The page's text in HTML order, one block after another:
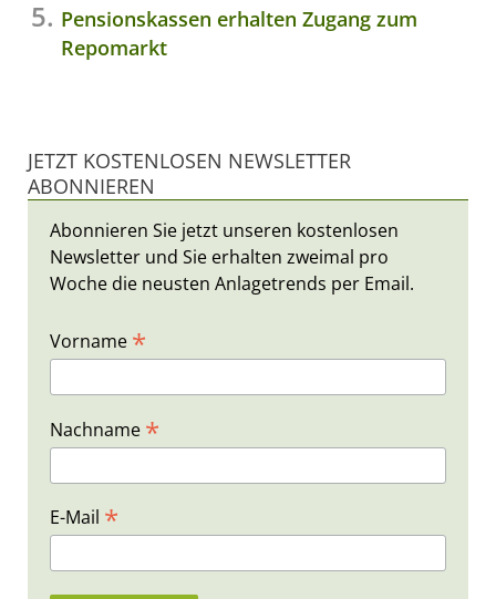
Pensionskassen erhalten Zugang zum
Repomarkt
JETZT KOSTENLOSEN NEWSLETTER
ABONNIEREN
Abonnieren Sie jetzt unseren kostenlosen
Newsletter und Sie erhalten zweimal pro
Woche die neusten Anlagetrends per Email.
Vorname *
Nachname *
E-Mail *